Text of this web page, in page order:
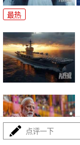
最热
点评一下